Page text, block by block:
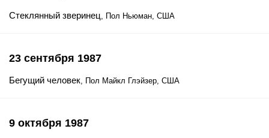
Стеклянный зверинец, Пол Ньюман, США
23 сентября 1987
Бегущий человек, Пол Майкл Глэйзер, США
9 октября 1987